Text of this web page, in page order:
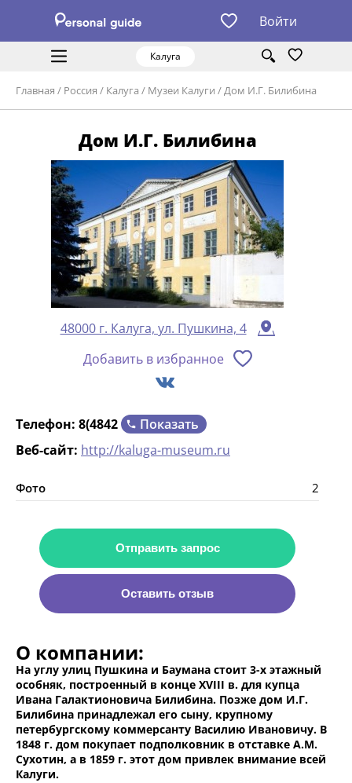
Войти
Калуга
Главная / Россия / Калуга / Музеи Калуги /Дом И.Г. Билибина
Дом И.Г. Билибина
48000 г. Калуга, ул. Пушкина, 4
Добавить в избранное
Телефон: 8(4842
Показать
Веб-сайт: http://kaluga-museum.ru
Фото 2
Отправить запрос
Оставить отзыв
О компании:
На углу улиц Пушкина и Баумана стоит 3-х этажный
особняк, построенный в конце XVIII в. для купца
Ивана Галактионовича Билибина. Позже дом И.Г.
Билибина принадлежал его сыну, крупному
петербургскому коммерсанту Василию Ивановичу. В
1848 г. дом покупает подполковник в отставке А.М.
Сухотин, а в 1859 г. этот дом привлек внимание всей
Калуги.